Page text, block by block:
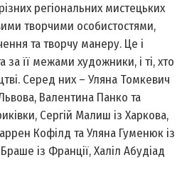
регіональних мистецьких
творчими особистостями,
та творчу манеру. Це і
за її межами художники, і ті, хто
Серед них – Уляна Томкевич
Валентина Панко та
Сергій Малиш із Харкова,
Кофілд та Уляна Гуменюк із
із Франції, Халіл Абудіад